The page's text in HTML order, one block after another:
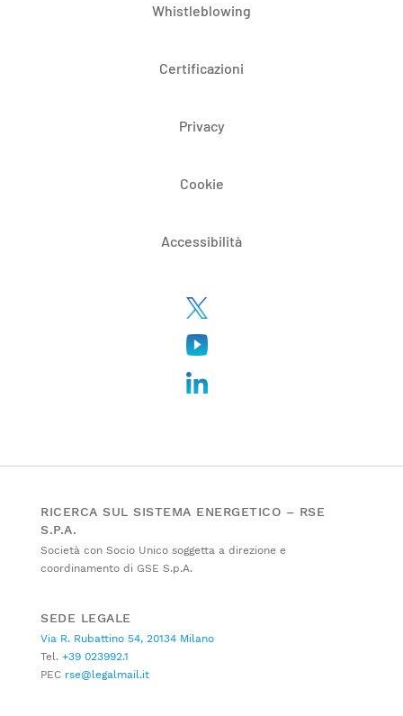
Whistleblowing
Certificazioni
Privacy
Cookie
Accessibilità
RICERCA SUL SISTEMA ENERGETICO – RSE
S.P.A.
Società con Socio Unico soggetta a direzione e
coordinamento di GSE S.p.A.
SEDE LEGALE
Via R. Rubattino 54, 20134 Milano
Tel. +39 023992.1
PEC rse@legalmail.it